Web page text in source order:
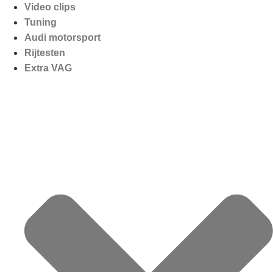
Video clips
Tuning
Audi motorsport
Rijtesten
Extra VAG